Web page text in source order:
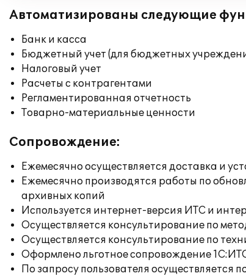
Автоматизированы следующие
Банк и касса
Бюджетный учет (для бюджетных
Налоговый учет
Расчеты с контрагентами
Регламентированная отчетность
Товарно-материальные ценности
Сопровождение:
Ежемесячно осуществляется доставка и
Ежемесячно производятся работы по
архивных копий
Используется интернет-версия ИТС и
Осуществляется консультирование по
Осуществляется консультирование по
Оформлено льготное сопровождение
По запросу пользователя